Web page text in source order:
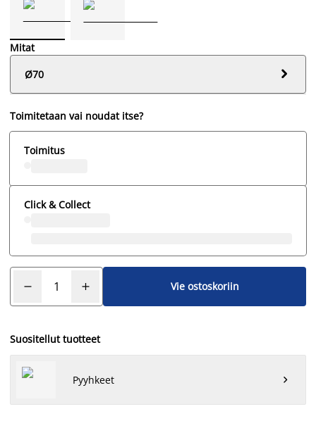
Mitat
Ø70

Toimitetaan vai noudat itse?
Toimitus
Click & Collect
Vie ostoskoriin
Suositellut tuotteet
Pyyhkeet 